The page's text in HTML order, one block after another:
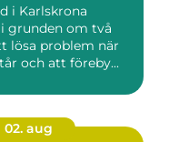
i Karlskrona
grunden om två
lösa problem när
och att föreby...
02. aug